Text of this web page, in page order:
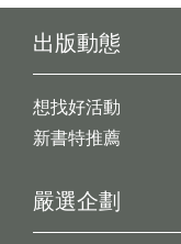
出版動態
想找好活動
新書特推薦
嚴選企劃